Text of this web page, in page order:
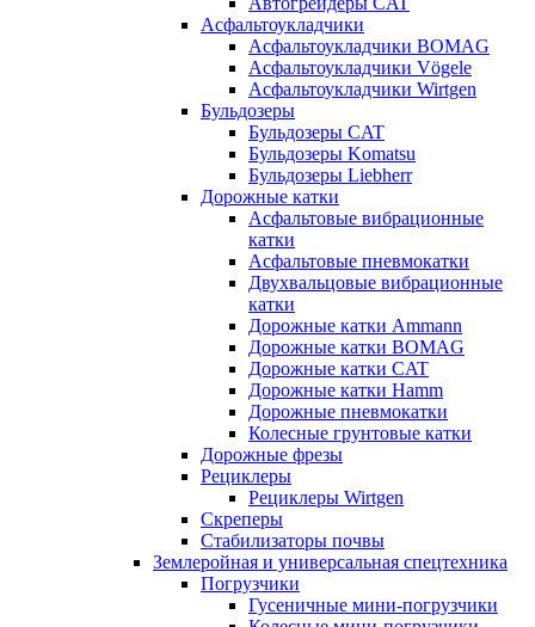
Асфальтоукладчики
Асфальтоукладчики BOMAG
Асфальтоукладчики Vögele
Асфальтоукладчики Wirtgen
Бульдозеры
Бульдозеры CAT
Бульдозеры Komatsu
Бульдозеры Liebherr
Дорожные катки
Асфальтовые вибрационные
катки
Асфальтовые пневмокатки
Двухвальцовые вибрационные
катки
Дорожные катки Ammann
Дорожные катки BOMAG
Дорожные катки CAT
Дорожные катки Hamm
Дорожные пневмокатки
Колесные грунтовые катки
Дорожные фрезы
Рециклеры
Рециклеры Wirtgen
Скреперы
Стабилизаторы почвы
Землеройная и универсальная спецтехника
Погрузчики
Гусеничные мини-погрузчики